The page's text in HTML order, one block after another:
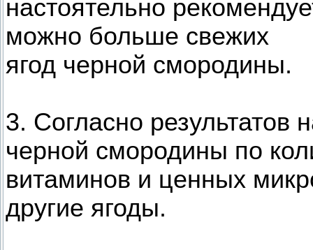
настоятельно
можно больше свежих
ягод черной смородины.
3. Согласно результатов
черной смородины по
витаминов и ценных
другие ягоды.